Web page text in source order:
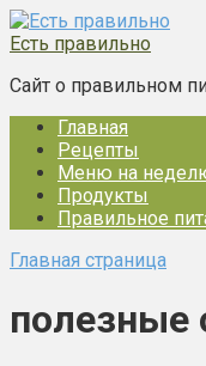
Перейти
к
Есть правильно
Сайт о правильном
Главная
Рецепты
Меню на
Продукты
Правильное
Главная страница